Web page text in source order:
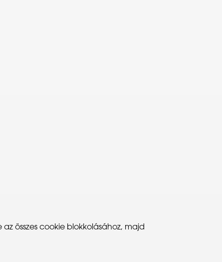
összes cookie blokkolásához, majd